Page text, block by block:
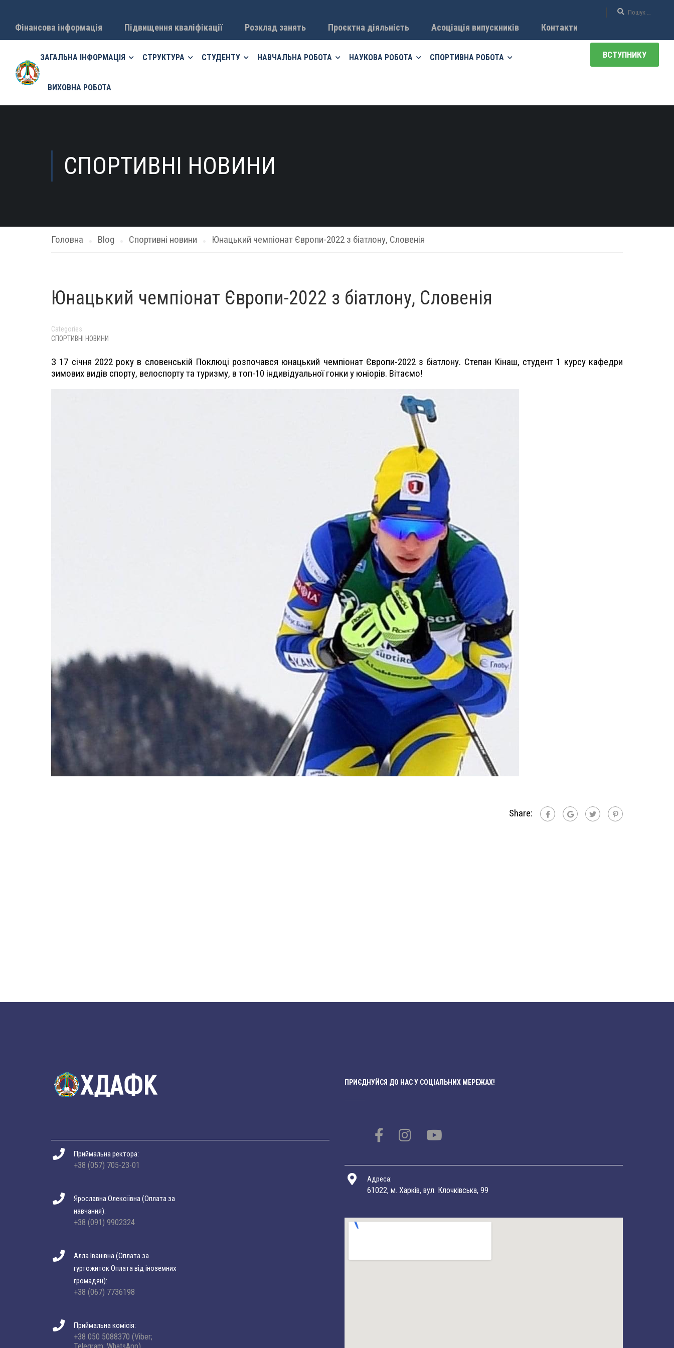
Фінансова інформація Підвищення кваліфікації Розклад занять Проєктна діяльність Асоціація випускників Контакти
ЗАГАЛЬНА ІНФОРМАЦІЯ СТРУКТУРА СТУДЕНТУ НАВЧАЛЬНА РОБОТА НАУКОВА РОБОТА СПОРТИВНА РОБОТА
ВИХОВНА РОБОТА
ВСТУПНИКУ
СПОРТИВНІ НОВИНИ
Головна Blog Спортивні новини Юнацький чемпіонат Європи-2022 з біатлону, Словенія
Юнацький чемпіонат Європи-2022 з біатлону, Словенія
Categories
СПОРТИВНІ НОВИНИ
З 17 січня 2022року в словенській Поклюці розпочався юнацький чемпіонат Європи-2022з біатлону. Степан Кінаш, студент 1 курсу кафедри
зимових видів спорту, велоспорту та туризму, в топ-10 індивідуальної гонки у юніорів. Вітаємо!
Share:
Приймальна ректора:
+38 (057) 705-23-01
Ярославна Олексіївна (Оплата за
навчання):
+38 (091) 9902324
Алла Іванівна (Оплата за
гуртожиток Оплата від іноземних
громадян):
+38 (067) 7736198
Приймальна комісія:
+38 050 5088370 (Viber;
ПРИЄДНУЙСЯ ДО НАС У СОЦІАЛЬНИХ МЕРЕЖАХ!
Адреса:
61022, м. Харків, вул. Клочківська, 99